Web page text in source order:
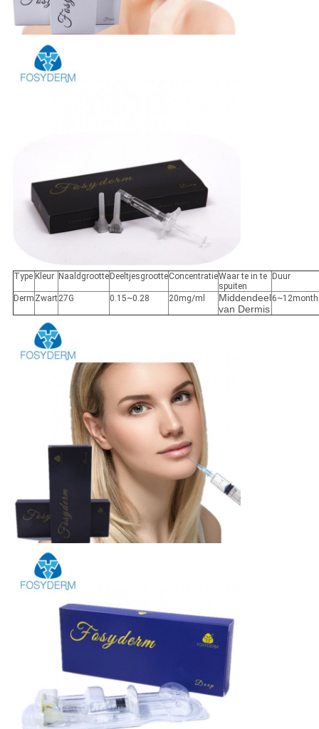
Type Kleur Naaldgrootte DeeltjesgrootteConcentratieWaar te in te
spuiten
Duur
Derm Zwart27G 0.15~0.28 20mg/ml
Middendeel
van Dermis